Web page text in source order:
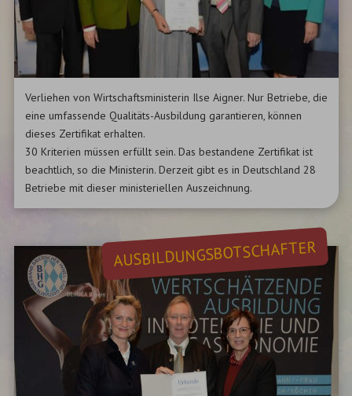
Verliehen von Wirtschaftsministerin Ilse Aigner. Nur Betriebe, die
eine umfassende Qualitäts-Ausbildung garantieren, können
dieses Zertifikat erhalten.
30 Kriterien müssen erfüllt sein. Das bestandene Zertifikat ist
beachtlich, so die Ministerin. Derzeit gibt es in Deutschland 28
Betriebe mit dieser ministeriellen Auszeichnung.
AUSBILDUNGSBOTSCHAFTER